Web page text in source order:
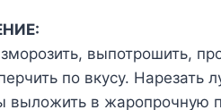
выпотрошить,
по вкусу.
выложить в жаропрочную